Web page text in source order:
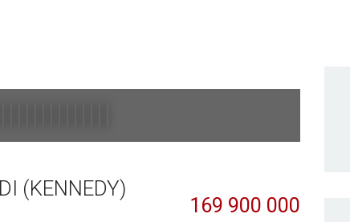
(KENNEDY)
169 900 000